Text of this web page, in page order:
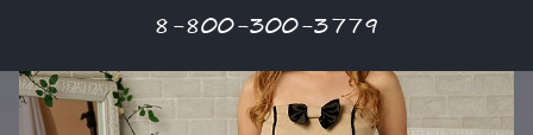
8-800-300-3779